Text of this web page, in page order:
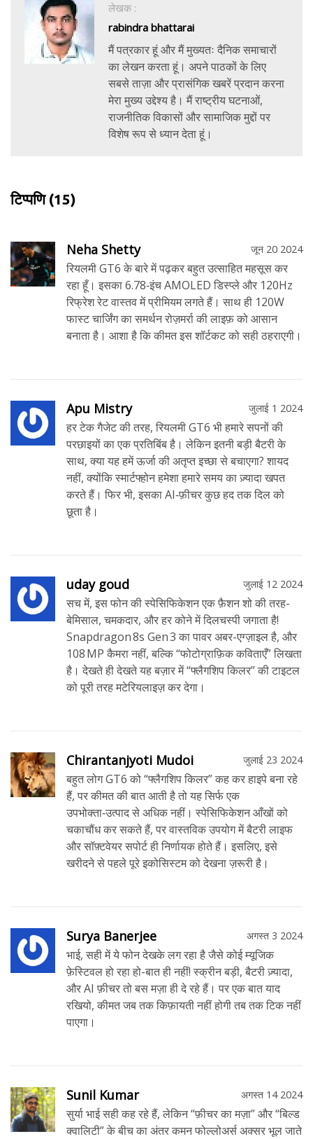
लेखक :
rabindra bhattarai
मैं पत्रकार हूं और मैं मुख्यतः दैनिक समाचारों
का लेखन करता हूं। अपने पाठकों के लिए
सबसे ताज़ा और प्रासंगिक खबरें प्रदान करना
मेरा मुख्य उद्देश्य है। मैं राष्ट्रीय घटनाओं,
राजनीतिक विकासों और सामाजिक मुद्दों पर
विशेष रूप से ध्यान देता हूं।
टिप्पणि (15)
Neha Shetty जून 20 2024
रियलमी GT6 के बारे में पढ़कर बहुत उत्साहित महसूस कर
रहा हूँ। इसका 6.78‑इंच AMOLED डिस्प्ले और 120Hz
रिफ्रेश रेट वास्तव में प्रीमियम लगते हैं। साथ ही 120W
फास्ट चार्जिंग का समर्थन रोज़मर्रा की लाइफ़ को आसान
बनाता है। आशा है कि कीमत इस शॉर्टकट को सही ठहराएगी।
Apu Mistry जुलाई 1 2024
हर टेक गैजेट की तरह, रियलमी GT6 भी हमारे सपनों की
परछाइयों का एक प्रतिबिंब है। लेकिन इतनी बड़ी बैटरी के
साथ, क्या यह हमें ऊर्जा की अतृप्त इच्छा से बचाएगा? शायद
नहीं, क्योंकि स्मार्टफ्होन हमेशा हमारे समय का ज़्यादा खपत
करते हैं। फिर भी, इसका AI‑फ़ीचर कुछ हद तक दिल को
छूता है।
uday goud जुलाई 12 2024
सच में, इस फोन की स्पेसिफिकेशन एक फ़ैशन शो की तरह-
बेमिसाल, चमकदार, और हर कोने में दिलचस्पी जगाता है!
Snapdragon 8s Gen 3 का पावर अबर-एग्ज़ाइल है, और
108 MP कैमरा नहीं, बल्कि “फोटोग्राफ़िक कविताएँ” लिखता
है। देखते ही देखते यह बज़ार में “फ्लैगशिप किलर” की टाइटल
को पूरी तरह मटेरियलाइज़ कर देगा।
Chirantanjyoti Mudoi जुलाई 23 2024
बहुत लोग GT6 को “फ्लैगशिप किलर” कह कर हाइपे बना रहे
हैं, पर कीमत की बात आती है तो यह सिर्फ एक
उपभोक्ता‑उत्पाद से अधिक नहीं। स्पेसिफिकेशन आँखों को
चकाचौंध कर सकते हैं, पर वास्तविक उपयोग में बैटरी लाइफ
और सॉफ़्टवेयर सपोर्ट ही निर्णायक होते हैं। इसलिए, इसे
खरीदने से पहले पूरे इकोसिस्टम को देखना ज़रूरी है।
Surya Banerjee अगस्त 3 2024
भाई, सही में ये फोन देखके लग रहा है जैसे कोई म्यूजिक
फ़ेस्टिवल हो रहा हो-बात ही नहीं! स्क्रीन बड़ी, बैटरी ज़्यादा,
और AI फ़ीचर तो बस मज़ा ही दे रहे हैं। पर एक बात याद
रखियो, कीमत जब तक किफ़ायती नहीं होगी तब तक टिक नहीं
पाएगा।
Sunil Kumar अगस्त 14 2024
सुर्या भाई सही कह रहे हैं, लेकिन “फ़ीचर का मज़ा” और “बिल्ड
क्वालिटी” के बीच का अंतर कमन फोल्लोअर्स अक्सर भूल जाते